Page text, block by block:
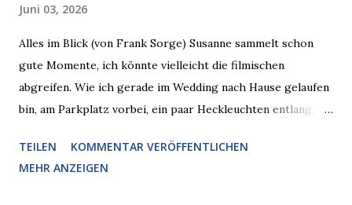
Juni 03, 2026
Alles im Blick (von Frank Sorge) Susanne sammelt schon
gute Momente, ich könnte vielleicht die filmischen
abgreifen. Wie ich gerade im Wedding nach Hause gelaufen
bin, am Parkplatz vorbei, ein paar Heckleuchten entlang, als
den Blick kam, mit verlockend frisch leuchtenden
Pizzastücken. Von links pirschte sich eine Krähe an das
TEILEN
KOMMENTAR VERÖFFENTLICHEN
MEHR ANZEIGEN